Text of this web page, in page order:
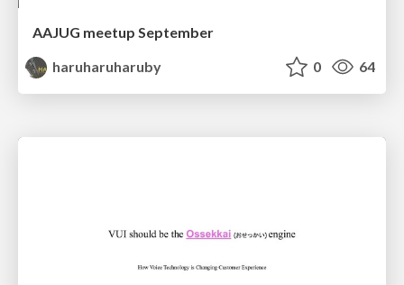
AAJUG meetup September
haruharuharuby
0 64